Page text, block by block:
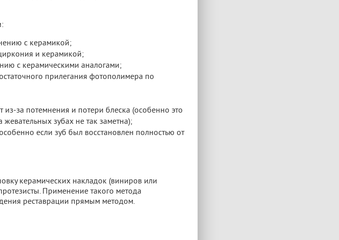
с керамикой;
и керамикой;
с керамическими аналогами;
прилегания фотополимера по
за потемнения и потери блеска (особенно это
жевательных зубах не так заметна);
если зуб был восстановлен полностью от
керамических накладок (виниров или
Применение такого метода
реставрации прямым методом.